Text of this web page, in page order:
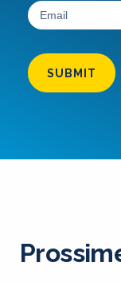
SUBMIT